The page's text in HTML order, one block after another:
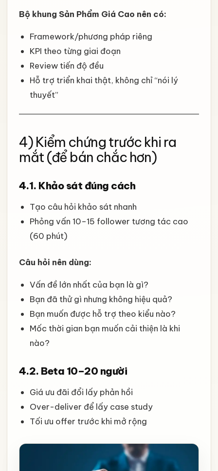
Bộ khung Sản Phẩm Giá Cao nên có:
Framework/phương pháp riêng
KPI theo từng giai đoạn
Review tiến độ đều
Hỗ trợ triển khai thật, không chỉ “nói lý
thuyết”
4) Kiểm chứng trước khi ra
mắt (để bán chắc hơn)
4.1. Khảo sát đúng cách
Tạo câu hỏi khảo sát nhanh
Phỏng vấn 10–15 follower tương tác cao
(60 phút)
Câu hỏi nên dùng:
Vấn đề lớn nhất của bạn là gì?
Bạn đã thử gì nhưng không hiệu quả?
Bạn muốn được hỗ trợ theo kiểu nào?
Mốc thời gian bạn muốn cải thiện là khi
nào?
4.2. Beta 10–20 người
Giá ưu đãi đổi lấy phản hồi
Over-deliver để lấy case study
Tối ưu offer trước khi mở rộng